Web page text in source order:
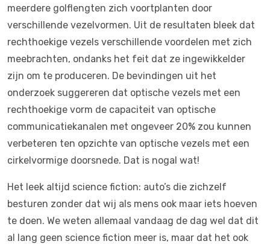
meerdere golflengten zich voortplanten door
verschillende vezelvormen. Uit de resultaten bleek dat
rechthoekige vezels verschillende voordelen met zich
meebrachten, ondanks het feit dat ze ingewikkelder
zijn om te produceren. De bevindingen uit het
onderzoek suggereren dat optische vezels met een
rechthoekige vorm de capaciteit van optische
communicatiekanalen met ongeveer 20% zou kunnen
verbeteren ten opzichte van optische vezels met een
cirkelvormige doorsnede. Dat is nogal wat!
Het leek altijd science fiction: auto’s die zichzelf
besturen zonder dat wij als mens ook maar iets hoeven
te doen. We weten allemaal vandaag de dag wel dat dit
al lang geen science fiction meer is, maar dat het ook